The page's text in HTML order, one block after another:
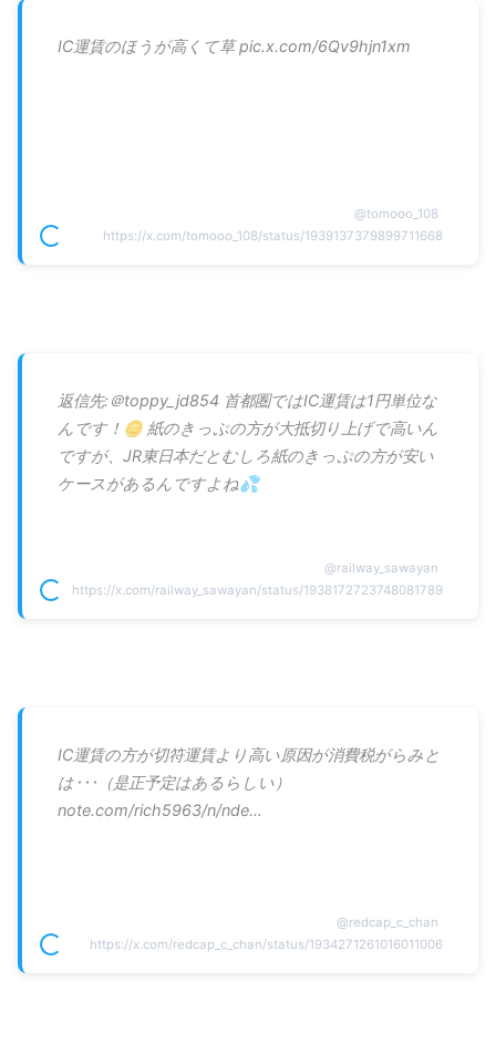
IC運賃のほうが高くて草 pic.x.com/6Qv9hjn1xm
@tomooo_108
https://x.com/tomooo_108/status/1939137379899711668
返信先:＠toppy_jd854 首都圏ではIC運賃は1円単位な
んです！🪙 紙のきっぷの方が大抵切り上げで高いん
ですが、JR東日本だとむしろ紙のきっぷの方が安い
ケースがあるんですよね💦
@railway_sawayan
https://x.com/railway_sawayan/status/1938172723748081789
IC運賃の方が切符運賃より高い原因が消費税がらみと
は･･･（是正予定はあるらしい）
note.com/rich5963/n/nde…
@redcap_c_chan
https://x.com/redcap_c_chan/status/1934271261016011006